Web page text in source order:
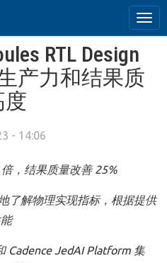
RTL Design
产力和结果质
度
- 14:06
倍，结果质量改善25%
了解物理实现指标，根据提供
Cadence JedAI Platform 集